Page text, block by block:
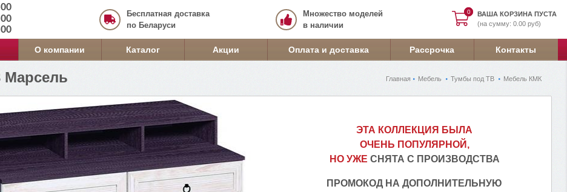
0
0
ВАША КОРЗИНА ПУСТА
(на сумму: 0.00 руб)
Бесплатная доставка
по Беларуси
Множество моделей
в наличии
О компании Каталог Акции Оплата и доставка Рассрочка Контакты
Главная Мебель Тумбы под ТВ Мебель КМК
Марсель
ЭТА КОЛЛЕКЦИЯ БЫЛА
ОЧЕНЬ ПОПУЛЯРНОЙ,
НО УЖЕ СНЯТА С ПРОИЗВОДСТВА
ПРОМОКОД НА ДОПОЛНИТЕЛЬНУЮ